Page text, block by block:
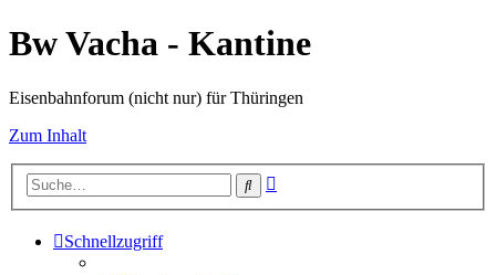
Bw Vacha - Kantine
Eisenbahnforum (nicht nur) für Thüringen
Zum Inhalt
Suche
Schnellzugriff